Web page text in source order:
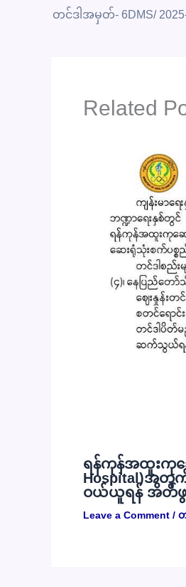
Related
ရန်ကုန်အထူးကုဆေ
Hospital)အတွ
ဝယ်ယူရန် အိတ်ဖွင့်
Leave a Comment / တ